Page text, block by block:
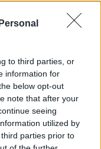
to third parties, or
information for
below opt-out
note that after your
seeing
utilized by
parties prior to
κατέγραφε τη
σκυλιού
εξηγεί γιατί
απόσταση,
να πάω να επέμβω,
κάποιον